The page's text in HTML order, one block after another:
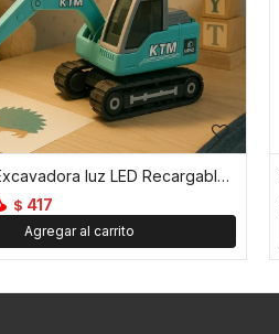
Veladora Excavadora luz LED Recargable - Azul
$ 417